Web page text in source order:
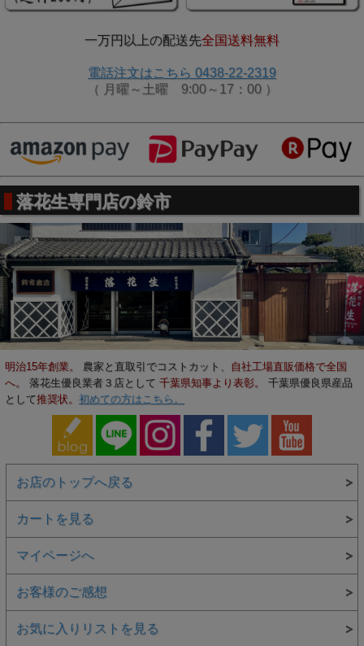
一万円以上の配送先全国送料無料
電話注文はこちら 0438-22-2319
（ 月曜～土曜 9:00～17：00 ）
落花生専門店の鈴市
明治15年創業。 農家と直取引でコストカット、 自社工場直販価格で全国
へ。
落花生優良業者３店として 千葉県知事より表彰。
千葉県優良県産品
として推奨状。 初めての方はこちら。
お店のトップへ戻る
カートを見る
マイページへ
お客様のご感想
お気に入りリストを見る